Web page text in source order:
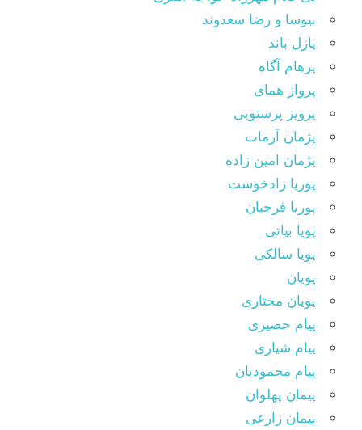
بیوسا و رضا سعدوند
پازل باند
پرهام آگاه
پرواز همای
پرویز پرستویی
پژمان آرمات
پژمان امین زاده
پوریا زادخوست
پوریا فرجیان
پویا بیاتی
پویا سالکی
پویان
پویان مختاری
پیام حصیری
پیام شیاری
پیام محمودیان
پیمان پهلوان
پیمان زارعی